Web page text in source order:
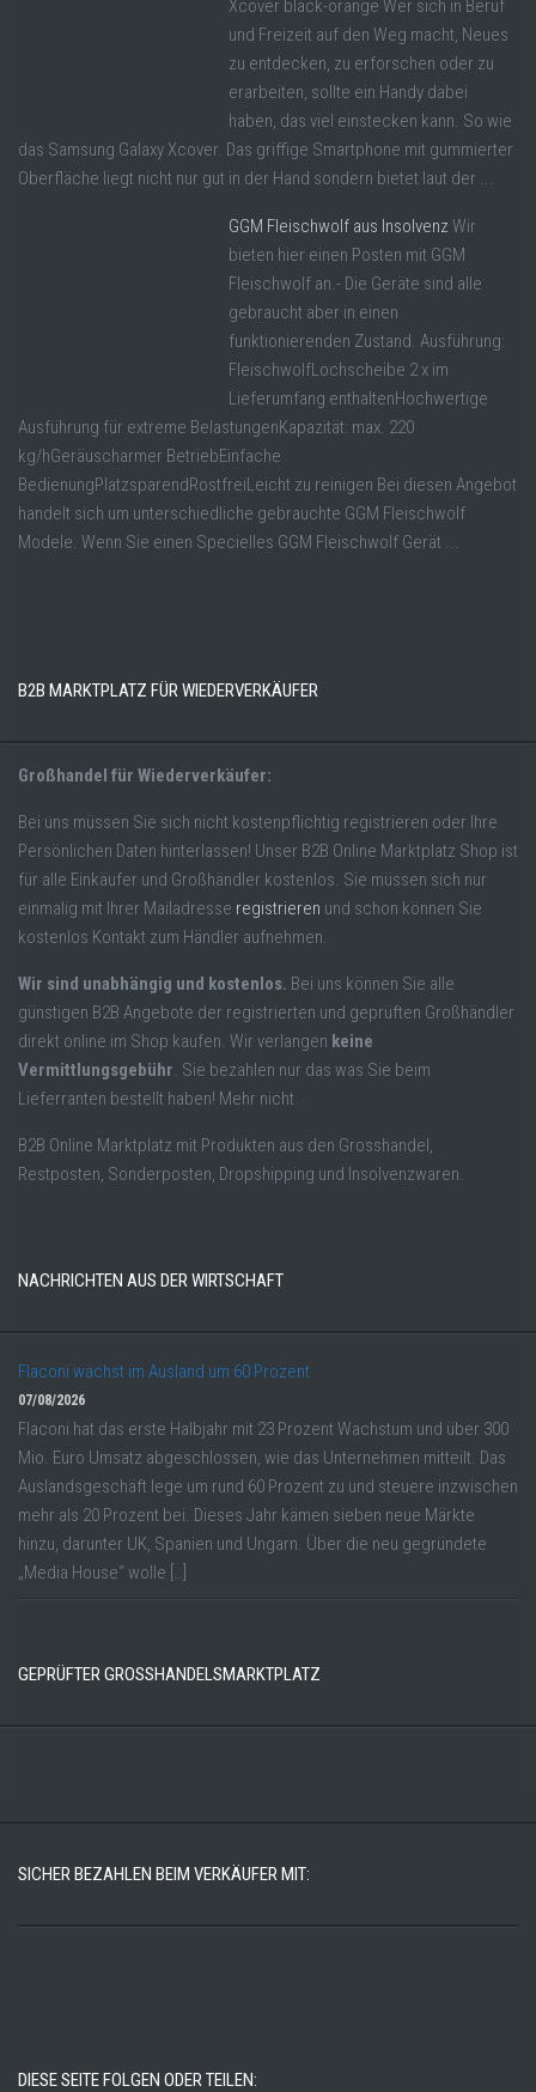
Xcover black-orange Wer sich in Beruf
und Freizeit auf den Weg macht, Neues
zu entdecken, zu erforschen oder zu
erarbeiten, sollte ein Handy dabei
haben, das viel einstecken kann. So wie
das Samsung Galaxy Xcover. Das griffige Smartphone mit gummierter
Oberfläche liegt nicht nur gut in der Hand sondern bietet laut der ...
GGM Fleischwolf aus InsolvenzWir
bieten hier einen Posten mit GGM
Fleischwolf an.- Die Geräte sind alle
gebraucht aber in einen
funktionierenden Zustand. Ausführung:
FleischwolfLochscheibe 2 x im
Lieferumfang enthaltenHochwertige
Ausführung für extreme BelastungenKapazität: max. 220
kg/hGeräuscharmer BetriebEinfache
BedienungPlatzsparendRostfreiLeicht zu reinigen Bei diesen Angebot
handelt sich um unterschiedliche gebrauchte GGM Fleischwolf
Modele. Wenn Sie einen Specielles GGM Fleischwolf Gerät ...
B2B MARKTPLATZ FÜR WIEDERVERKÄUFER
Großhandel für Wiederverkäufer:
Bei uns müssen Sie sich nicht kostenpflichtig registrieren oder Ihre
Persönlichen Daten hinterlassen! Unser B2B Online Marktplatz Shop ist
für alle Einkäufer und Großhändler kostenlos. Sie müssen sich nur
einmalig mit Ihrer Mailadresse registrieren und schon können Sie
kostenlos Kontakt zum Händler aufnehmen.
Wir sind unabhängig und kostenlos. Bei uns können Sie alle
günstigen B2B Angebote der registrierten und geprüften Großhändler
direkt online im Shop kaufen. Wir verlangen keine
Vermittlungsgebühr. Sie bezahlen nur das was Sie beim
Lieferranten bestellt haben! Mehr nicht.
B2B Online Marktplatz mit Produkten aus den Grosshandel,
Restposten, Sonderposten, Dropshipping und Insolvenzwaren.
NACHRICHTEN AUS DER WIRTSCHAFT
Flaconi wächst im Ausland um 60 Prozent
07/08/2026
Flaconi hat das erste Halbjahr mit 23 Prozent Wachstum und über 300
Mio. Euro Umsatz abgeschlossen, wie das Unternehmen mitteilt. Das
Auslandsgeschäft lege um rund 60 Prozent zu und steuere inzwischen
mehr als 20 Prozent bei. Dieses Jahr kämen sieben neue Märkte
hinzu, darunter UK, Spanien und Ungarn. Über die neu gegründete
„Media House“ wolle […]
GEPRÜFTER GROSSHANDELSMARKTPLATZ
SICHER BEZAHLEN BEIM VERKÄUFER MIT:
DIESE SEITE FOLGEN ODER TEILEN: